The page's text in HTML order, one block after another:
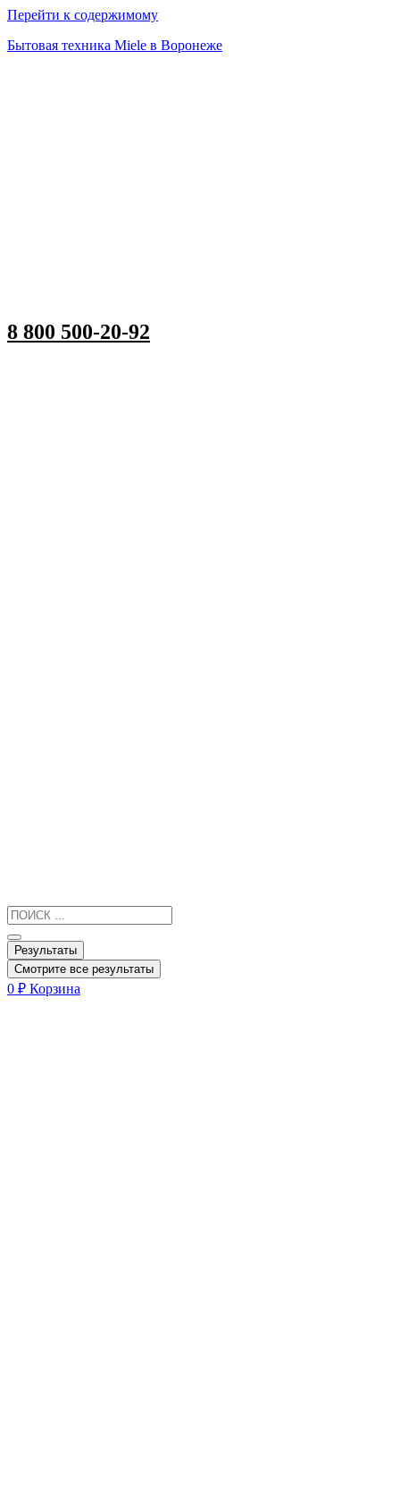
Перейти к содержимому
Бытовая техника Miele в Воронеже
8 800 500-20-92
Результаты
Смотрите все результаты
0 ₽ Корзина